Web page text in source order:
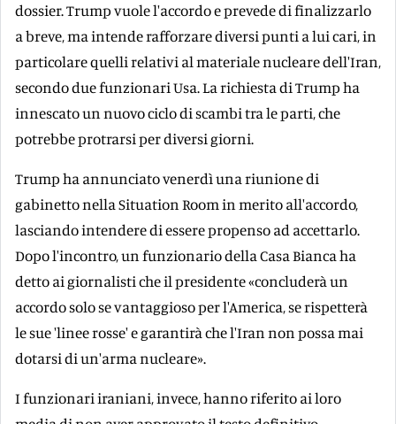
dossier. Trump vuole l'accordo e prevede di finalizzarlo
a breve, ma intende rafforzare diversi punti a lui cari, in
particolare quelli relativi al materiale nucleare dell'Iran,
secondo due funzionari Usa. La richiesta di Trump ha
innescato un nuovo ciclo di scambi tra le parti, che
potrebbe protrarsi per diversi giorni.
Trump ha annunciato venerdì una riunione di
gabinetto nella Situation Room in merito all'accordo,
lasciando intendere di essere propenso ad accettarlo.
Dopo l'incontro, un funzionario della Casa Bianca ha
detto ai giornalisti che il presidente «concluderà un
accordo solo se vantaggioso per l'America, se rispetterà
le sue 'linee rosse' e garantirà che l'Iran non possa mai
dotarsi di un'arma nucleare».
I funzionari iraniani, invece, hanno riferito ai loro